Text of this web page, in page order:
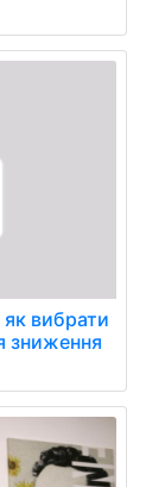
вибрати
зниження